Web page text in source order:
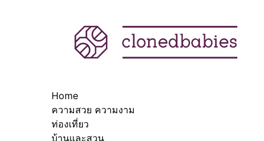
Home
ความสวย ความงาม
ท่องเที่ยว
บ้านและสวน